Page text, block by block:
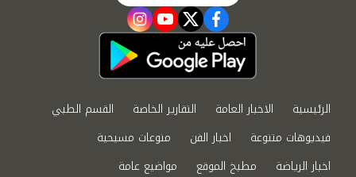
facebook
twitter
youtube
instagram
الرئيسية الاخبار العامة التقارير الخاصة
القسم الطبي
فيديوهات متنوعة
اخبار الفن
منوعات مسيحية
اخبار الرياضة
مطبخ الموقع مواضيع عامة